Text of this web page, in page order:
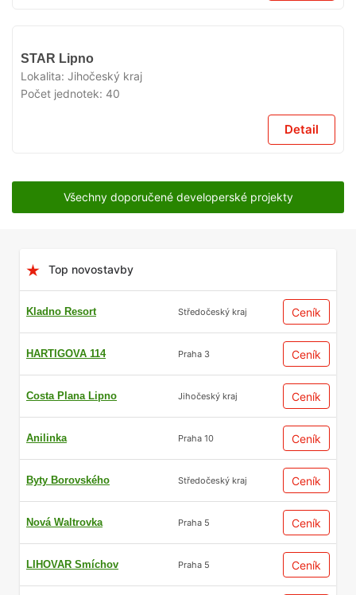
STAR Lipno
Lokalita: Jihočeský kraj
Počet jednotek: 40
Detail
Všechny doporučené developerské projekty
Top novostavby
Kladno Resort Středočeský kraj Ceník
HARTIGOVA 114 Praha 3 Ceník
Costa Plana Lipno Jihočeský kraj Ceník
Anilinka Praha 10 Ceník
Byty Borovského Středočeský kraj Ceník
Nová Waltrovka Praha 5 Ceník
LIHOVAR Smíchov Praha 5 Ceník